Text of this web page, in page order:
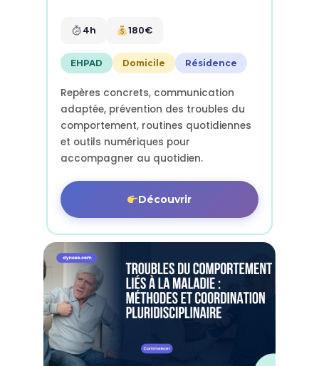
4h 180€
EHPAD Domicile Résidence
Repères concrets, communication
adaptée, prévention des troubles du
comportement, routines quotidiennes
et outils numériques pour
accompagner au quotidien.
Découvrir